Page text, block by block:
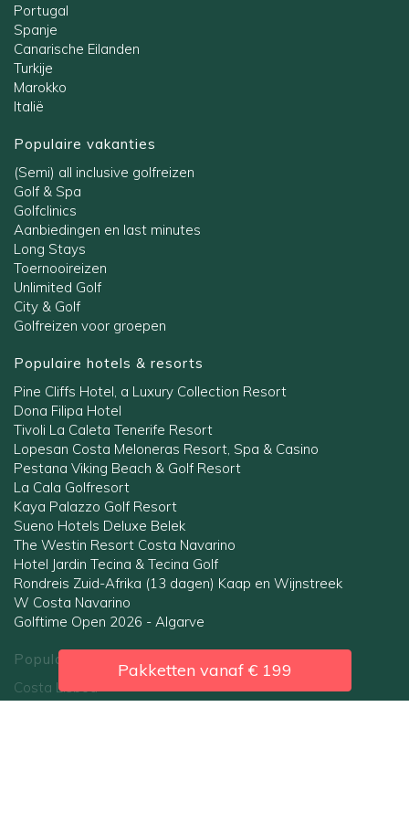
Pakketten vanaf € 199
Portugal
Spanje
Canarische Eilanden
Turkije
Marokko
Italië
Populaire vakanties
(Semi) all inclusive golfreizen
Golf & Spa
Golfclinics
Aanbiedingen en last minutes
Long Stays
Toernooireizen
Unlimited Golf
City & Golf
Golfreizen voor groepen
Populaire hotels & resorts
Pine Cliffs Hotel, a Luxury Collection Resort
Dona Filipa Hotel
Tivoli La Caleta Tenerife Resort
Lopesan Costa Meloneras Resort, Spa & Casino
Pestana Viking Beach & Golf Resort
La Cala Golfresort
Kaya Palazzo Golf Resort
Sueno Hotels Deluxe Belek
The Westin Resort Costa Navarino
Hotel Jardin Tecina & Tecina Golf
Rondreis Zuid-Afrika (13 dagen) Kaap en Wijnstreek
W Costa Navarino
Golftime Open 2026 - Algarve
Populaire regio's
Costa Lisboa
Costa Blanca